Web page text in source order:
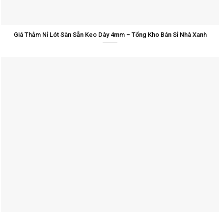
Giá Thảm Nỉ Lót Sàn Sẵn Keo Dày 4mm – Tổng Kho Bán Sỉ Nhà Xanh